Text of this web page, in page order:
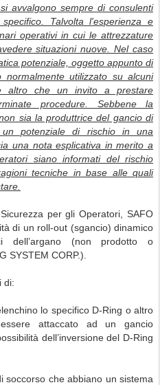
avvalgono sempre di consulenti
Talvolta l'esperienza e
operativi in cui le attrezzature
situazioni nuove. Nel caso
potenziale, oggetto appunto di
utilizzato su alcuni
altro che un invito a prestare
procedure. Sebbene la
sia la produttrice del gancio di
potenziale di rischio in una
una nota esplicativa in merito a
siano informati del rischio
tecniche in base alle quali
per gli Operatori, SAFO
di un roll-out (sgancio) dinamico
(non prodotto o
SYSTEM CORP.).
di:
lo specifico D-Ring o altro
attaccato ad un gancio
dell’inversione del D-Ring
soccorso che abbiano un sistema